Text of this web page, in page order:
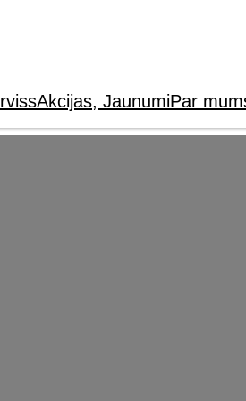
Akcijas, JaunumiPar